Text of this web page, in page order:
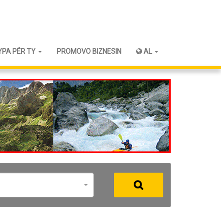
PËR TY PROMOVO BIZNESIN AL